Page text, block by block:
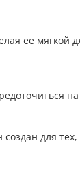
ее
для